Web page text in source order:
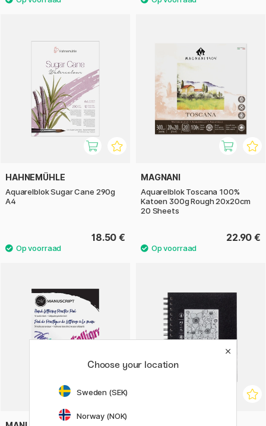
HAHNEMÜHLE
Aquarelblok Sugar Cane 290g
A4
18.50 €
MAGNANI
Aquarelblok Toscana 100%
Katoen 300g Rough 20x20cm
20 Sheets
22.90 €
Choose your location
Sweden (SEK)
Norway (NOK)